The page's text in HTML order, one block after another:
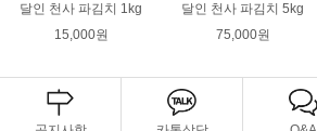
달인 천사 파김치 1kg
15,000원
달인 천사 파김치 5kg
75,000원